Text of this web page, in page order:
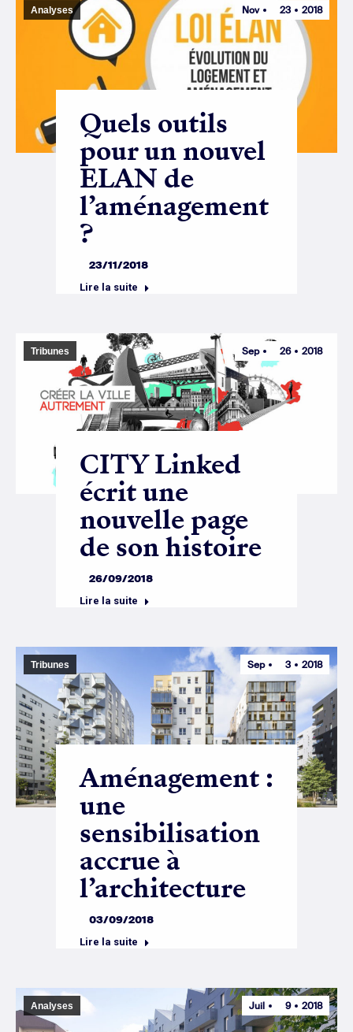
Nov 23 2018
Analyses
Quels outils
pour un nouvel
ELAN de
l’aménagement
?
23/11/2018
Lire la suite
Sep 26 2018
Tribunes
CITY Linked
écrit une
nouvelle page
de son histoire
26/09/2018
Lire la suite
Sep 3 2018
Tribunes
Aménagement :
une
sensibilisation
accrue à
l’architecture
03/09/2018
Lire la suite
Juil 9 2018
Analyses